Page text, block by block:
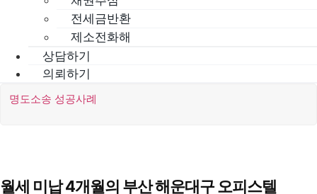
전세금반환
제소전화해
상담하기
의뢰하기
명도소송 성공사례
월세 미납 4개월의 부산 해운대구 오피스텔